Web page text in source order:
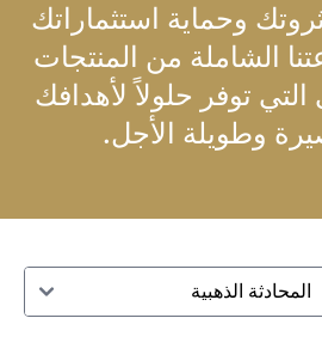
وحماية استثماراتك
الشاملة من المنتجات
توفر حلولاً لأهدافك
وطويلة الأجل.
المحادثة الذهبية